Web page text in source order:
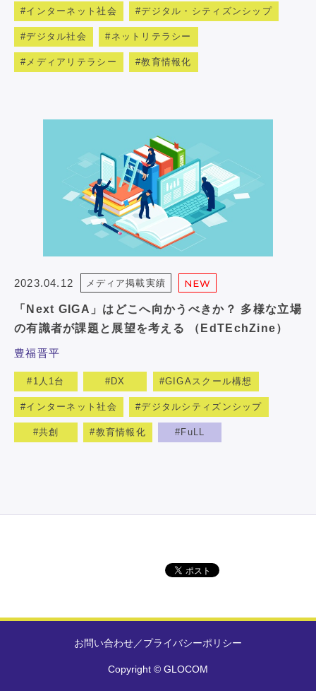
インターネット社会 デジタル・シティズンシップ
デジタル社会 ネットリテラシー
メディアリテラシー 教育情報化
2023.04.12 メディア掲載実績 NEW
「Next GIGA」はどこへ向かうべきか？ 多様な立場
の有識者が課題と展望を考える （EdTEchZine）
豊福晋平
1人1台 DX GIGAスクール構想
インターネット社会 デジタルシティズンシップ
共創 教育情報化 FuLL
お問い合わせ／プライバシーポリシー
Copyright © GLOCOM